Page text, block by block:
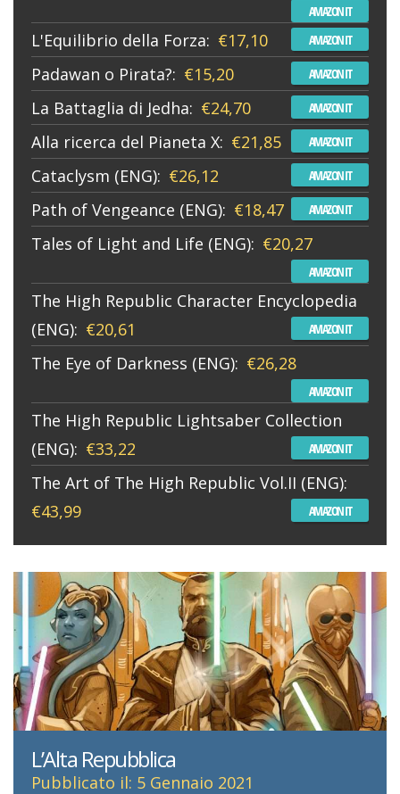
AMAZON IT
L'Equilibrio della Forza: €17,10 AMAZON IT
Padawan o Pirata?: €15,20 AMAZON IT
La Battaglia di Jedha: €24,70 AMAZON IT
Alla ricerca del Pianeta X: €21,85 AMAZON IT
Cataclysm (ENG): €26,12 AMAZON IT
Path of Vengeance (ENG): €18,47 AMAZON IT
Tales of Light and Life (ENG): €20,27
AMAZON IT
The High Republic Character Encyclopedia
(ENG): €20,61 AMAZON IT
The Eye of Darkness (ENG): €26,28
AMAZON IT
The High Republic Lightsaber Collection
(ENG): €33,22 AMAZON IT
The Art of The High Republic Vol.II (ENG):
€43,99
AMAZON IT
L’Alta Repubblica
Pubblicato il: 5 Gennaio 2021